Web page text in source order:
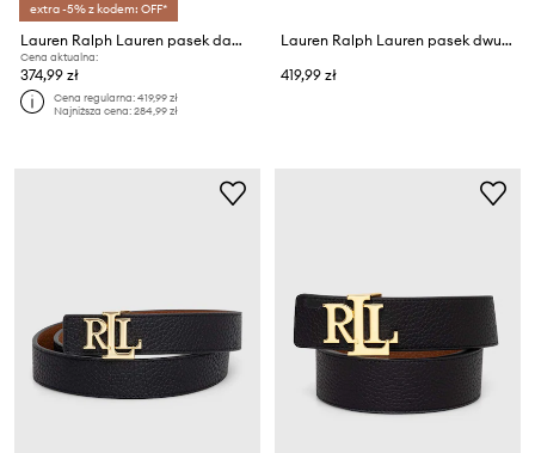
extra -5% z kodem: OFF*
Lauren Ralph Lauren pasek damski skórzany
Cena aktualna:
374,99 zł
Cena regularna:419,99 zł
Najniższa cena:284,99 zł
Lauren Ralph Lauren pasek dwustronny damski skórzany
419,99 zł